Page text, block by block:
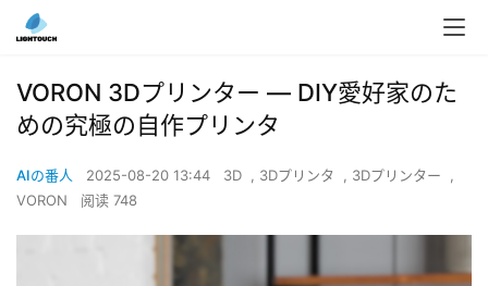
VORON 3Dプリンター ― DIY愛好家のた
めの究極の自作プリンタ
AIの番人 2025-08-20 13:44 3D , 3Dプリンタ , 3Dプリンター
,
VORON
阅读 748